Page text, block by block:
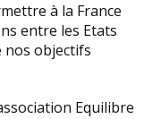
à la France
entre les Etats
nos objectifs
Equilibre